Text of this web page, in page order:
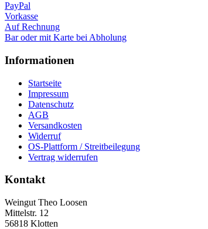
PayPal
Vorkasse
Auf Rechnung
Bar oder mit Karte bei Abholung
Informationen
Startseite
Impressum
Datenschutz
AGB
Versandkosten
Widerruf
OS-Plattform / Streitbeilegung
Vertrag widerrufen
Kontakt
Weingut Theo Loosen
Mittelstr. 12
56818 Klotten